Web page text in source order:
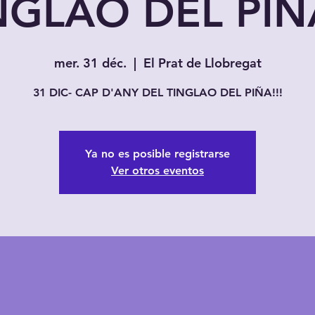
DEL
mer. 31 déc.
  |
El Prat de Llobregat
31 DIC- CAP D'ANY DEL TINGLAO DEL PIÑA!!!
Ya no es posible registrarse
Ver otros eventos